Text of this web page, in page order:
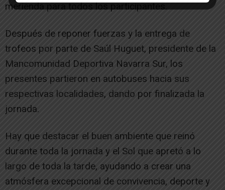
merienda para todos los participantes.
Después de reponer fuerzas y la entrega de
trofeos por parte de Saúl Huguet, presidente de la
Mancomunidad Deportiva Navarra Sur, los
presentes partieron en autobuses hacia sus
respectivas localidades, dando por finalizada la
jornada.
Hay que destacar el buen ambiente que reinó
durante toda la jornada y el Sol que apretó a lo
largo de toda la tarde, ayudando a crear una
atmósfera excepcional de convivencia, deporte y